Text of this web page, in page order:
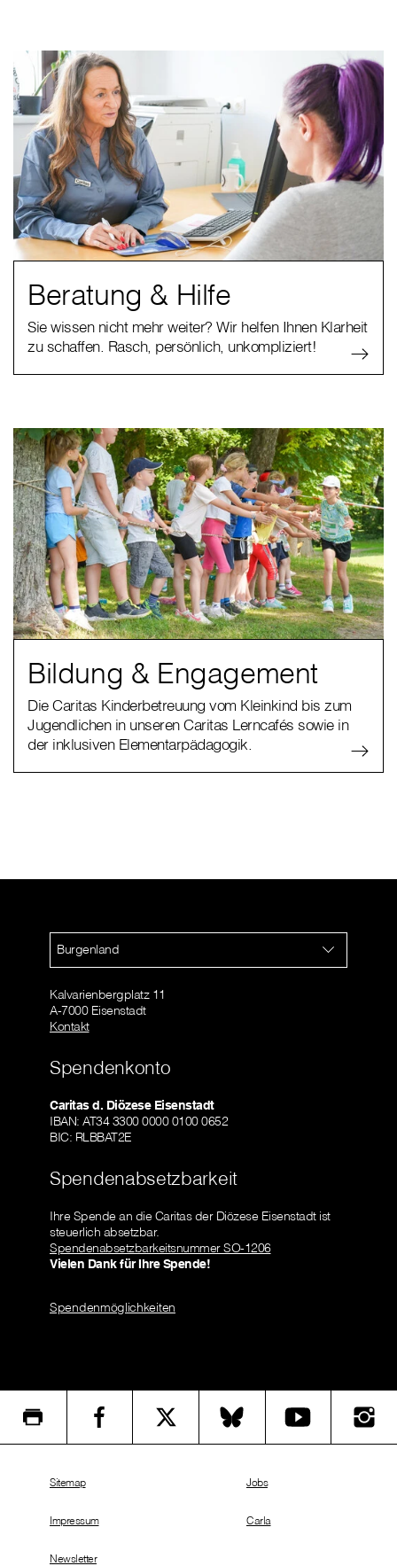
Beratung & Hilfe
Sie wissen nicht mehr weiter? Wir helfen Ihnen Klarheit
zu schaffen. Rasch, persönlich, unkompliziert!
Bildung & Engagement
Die Caritas Kinderbetreuung vom Kleinkind bis zum
Jugendlichen in unseren Caritas Lerncafés sowie in
der inklusiven Elementarpädagogik.
Burgenland
Kalvarienbergplatz 11
A-7000 Eisenstadt
Kontakt
Spendenkonto
Caritas d. Diözese Eisenstadt
IBAN: AT34 3300 0000 0100 0652
BIC: RLBBAT2E
Spendenabsetzbarkeit
Ihre Spende an die Caritas der Diözese Eisenstadt ist
steuerlich absetzbar.
Spendenabsetzbarkeitsnummer SO-1206
Vielen Dank für Ihre Spende!
Spendenmöglichkeiten
Sitemap
Impressum
Newsletter
Jobs
Carla